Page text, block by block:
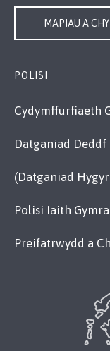
MAPIAU A
POLISI
Cydymffurfiaeth
Datganiad Deddf
(Datganiad
Polisi Iaith
Preifatrwydd a